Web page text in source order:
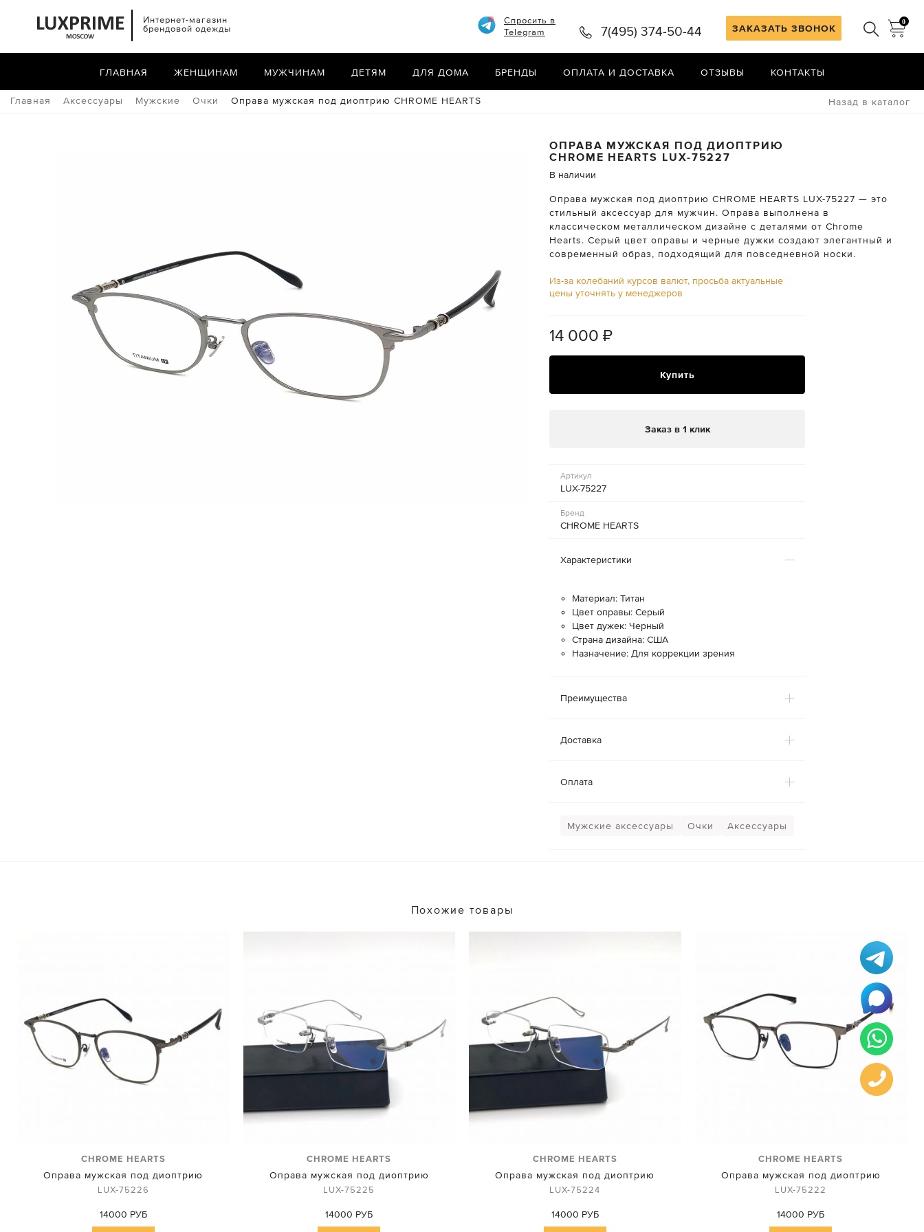
Интернет-магазин
брендовой одежды
ЗАКАЗАТЬ ЗВОНОК
0
Спросить в
Telegram
7(495) 374-50-44
ГЛАВНАЯ ЖЕНЩИНАМ МУЖЧИНАМ ДЕТЯМ ДЛЯ ДОМА БРЕНДЫ ОПЛАТА И ДОСТАВКА ОТЗЫВЫ КОНТАКТЫ
Главная Аксессуары Мужские Очки Оправа мужская под диоптрию CHROME HEARTS Назад в каталог
ОПРАВА МУЖСКАЯ ПОД ДИОПТРИЮ
CHROME HEARTS LUX-75227
В наличии
Оправа мужская под диоптрию CHROME HEARTS LUX-75227 — это
стильный аксессуар для мужчин. Оправа выполнена в
классическом металлическом дизайне с деталями от Chrome
Hearts. Серый цвет оправы и черные дужки создают элегантный и
современный образ, подходящий для повседневной носки.
Из-за колебаний курсов валют, просьба актуальные
цены уточнять у менеджеров
14 000 ₽
Купить
Заказ в 1 клик
Артикул
LUX-75227
Бренд
CHROME HEARTS
Характеристики
Материал: Титан
Цвет оправы: Серый
Цвет дужек: Черный
Страна дизайна: США
Назначение: Для коррекции зрения
Преимущества
Доставка
Оплата
Мужские аксессуары Очки Аксессуары
Похожие товары
CHROME HEARTS
Оправа мужская под диоптрию
LUX-75226
14000 РУБ
CHROME HEARTS
Оправа мужская под диоптрию
LUX-75225
14000 РУБ
CHROME HEARTS
Оправа мужская под диоптрию
LUX-75224
14000 РУБ
CHROME HEARTS
Оправа мужская под диоптрию
LUX-75222
14000 РУБ